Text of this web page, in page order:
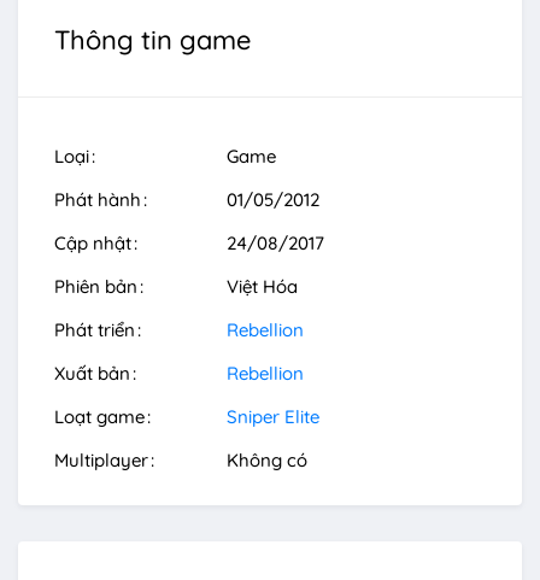
Thông tin game
Loại
Game
Phát hành
01/05/2012
Cập nhật
24/08/2017
Phiên bản
Việt Hóa
Phát triển
Rebellion
Xuất bản
Rebellion
Loạt game
Sniper Elite
Multiplayer
Không có